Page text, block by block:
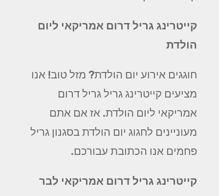
קייטרינג גריל דרום אמריקאי ליום
הולדת
חוגגים אירוע יום הולדת? מזל טוב! אנו
מציעים קייטרינג גריל גריל דרום
אמריקאי ליום הולדת. אז אם אתם
מעוניינים לחגוג יום הולדת בסגנון גריל
פחמים אנו הכתובת עבורכם.
קייטרינג גריל דרום אמריקאי לבר